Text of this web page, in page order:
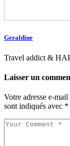
Geraldine
Travel addict &
Laisser un
Votre adresse e-
sont indiqués avec *